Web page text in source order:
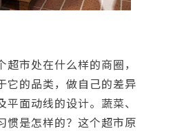
市处在什么样的商圈，
它的品类，做自己的差异
面动线的设计。蔬菜、
惯是怎样的？这个超市原